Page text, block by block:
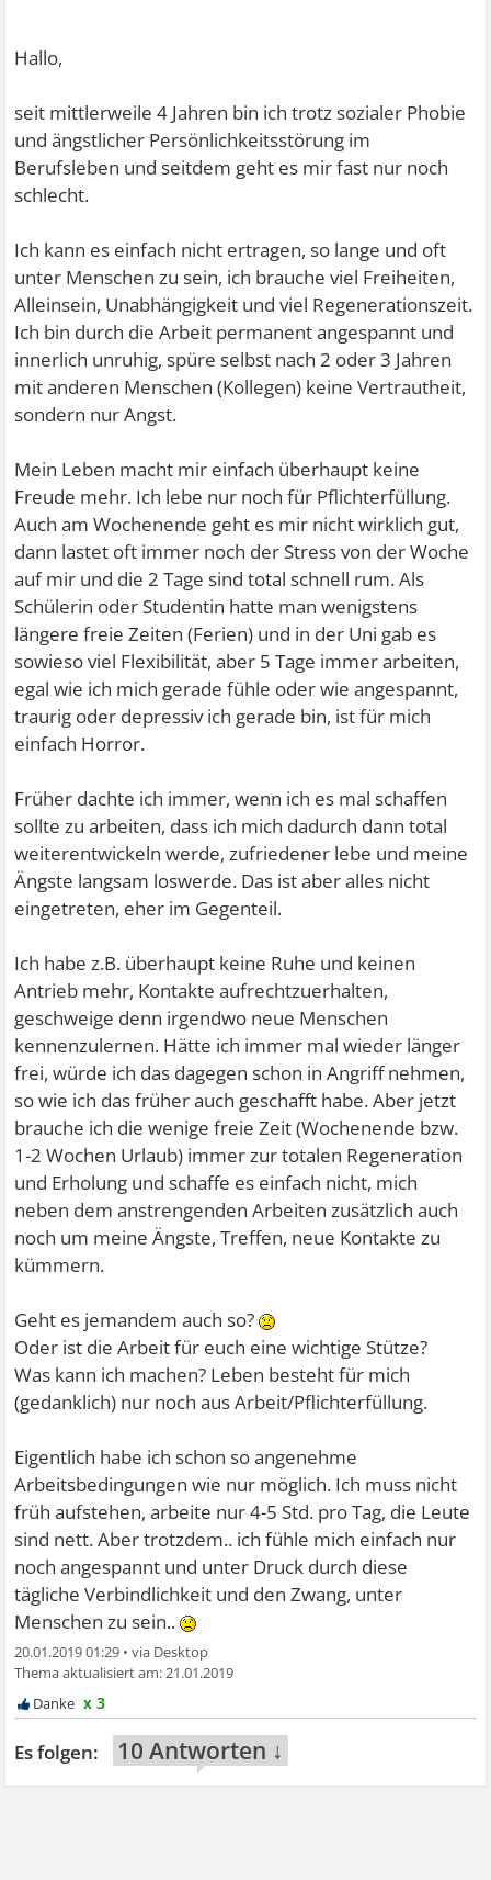
Hallo,
seit mittlerweile 4 Jahren bin ich trotz sozialer Phobie
und ängstlicher Persönlichkeitsstörung im
Berufsleben und seitdem geht es mir fast nur noch
schlecht.
Ich kann es einfach nicht ertragen, so lange und oft
unter Menschen zu sein, ich brauche viel Freiheiten,
Alleinsein, Unabhängigkeit und viel Regenerationszeit.
Ich bin durch die Arbeit permanent angespannt und
innerlich unruhig, spüre selbst nach 2 oder 3 Jahren
mit anderen Menschen (Kollegen) keine Vertrautheit,
sondern nur Angst.
Mein Leben macht mir einfach überhaupt keine
Freude mehr. Ich lebe nur noch für Pflichterfüllung.
Auch am Wochenende geht es mir nicht wirklich gut,
dann lastet oft immer noch der Stress von der Woche
auf mir und die 2 Tage sind total schnell rum. Als
Schülerin oder Studentin hatte man wenigstens
längere freie Zeiten (Ferien) und in der Uni gab es
sowieso viel Flexibilität, aber 5 Tage immer arbeiten,
egal wie ich mich gerade fühle oder wie angespannt,
traurig oder depressiv ich gerade bin, ist für mich
einfach Horror.
Früher dachte ich immer, wenn ich es mal schaffen
sollte zu arbeiten, dass ich mich dadurch dann total
weiterentwickeln werde, zufriedener lebe und meine
Ängste langsam loswerde. Das ist aber alles nicht
eingetreten, eher im Gegenteil.
Ich habe z.B. überhaupt keine Ruhe und keinen
Antrieb mehr, Kontakte aufrechtzuerhalten,
geschweige denn irgendwo neue Menschen
kennenzulernen. Hätte ich immer mal wieder länger
frei, würde ich das dagegen schon in Angriff nehmen,
so wie ich das früher auch geschafft habe. Aber jetzt
brauche ich die wenige freie Zeit (Wochenende bzw.
1-2 Wochen Urlaub) immer zur totalen Regeneration
und Erholung und schaffe es einfach nicht, mich
neben dem anstrengenden Arbeiten zusätzlich auch
noch um meine Ängste, Treffen, neue Kontakte zu
kümmern.
Geht es jemandem auch so?
Oder ist die Arbeit für euch eine wichtige Stütze?
Was kann ich machen? Leben besteht für mich
(gedanklich) nur noch aus Arbeit/Pflichterfüllung.
Eigentlich habe ich schon so angenehme
Arbeitsbedingungen wie nur möglich. Ich muss nicht
früh aufstehen, arbeite nur 4-5 Std. pro Tag, die Leute
sind nett. Aber trotzdem.. ich fühle mich einfach nur
noch angespannt und unter Druck durch diese
tägliche Verbindlichkeit und den Zwang, unter
Menschen zu sein..
20.01.2019 01:29 •
21.01.2019
x 3
10 Antworten ↓